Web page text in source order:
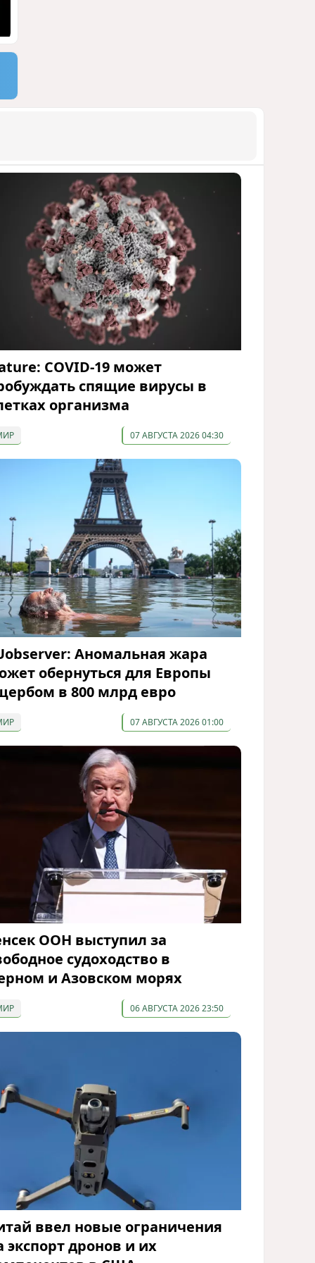
COVID-19 может
спящие вирусы в
организма
07 АВГУСТА 2026 04:30
Аномальная жара
обернуться для Европы
в 800 млрд евро
07 АВГУСТА 2026 01:00
ООН выступил за
судоходство в
и Азовском морях
06 АВГУСТА 2026 23:50
ввел новые ограничения
экспорт дронов и их